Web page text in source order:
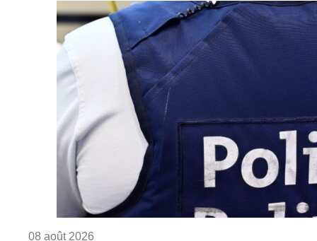
08 août 2026 Consulter l'article "Coups de feu sur fond
Pizza Nizar: un coup de pub
inattendu grâce à l’IA